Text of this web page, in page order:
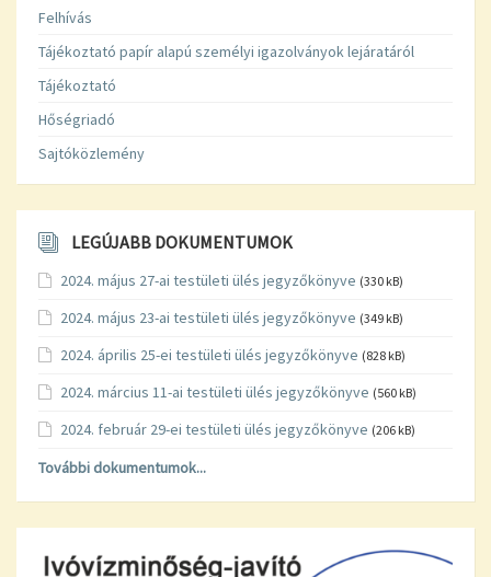
Felhívás
Tájékoztató papír alapú személyi igazolványok lejáratáról
Tájékoztató
Hőségriadó
Sajtóközlemény
LEGÚJABB DOKUMENTUMOK
2024. május 27-ai testületi ülés jegyzőkönyve (330 kB)
2024. május 23-ai testületi ülés jegyzőkönyve (349 kB)
2024. április 25-ei testületi ülés jegyzőkönyve (828 kB)
2024. március 11-ai testületi ülés jegyzőkönyve (560 kB)
2024. február 29-ei testületi ülés jegyzőkönyve (206 kB)
További dokumentumok...